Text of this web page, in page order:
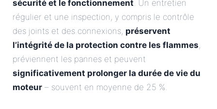
sécurité et le fonctionnement. Un entretien
régulier et une inspection, y compris le contrôle
des joints et des connexions, préservent
l’intégrité de la protection contre les flammes,
préviennent les pannes et peuvent
significativement prolonger la durée de vie du
moteur – souvent en moyenne de 25 %.